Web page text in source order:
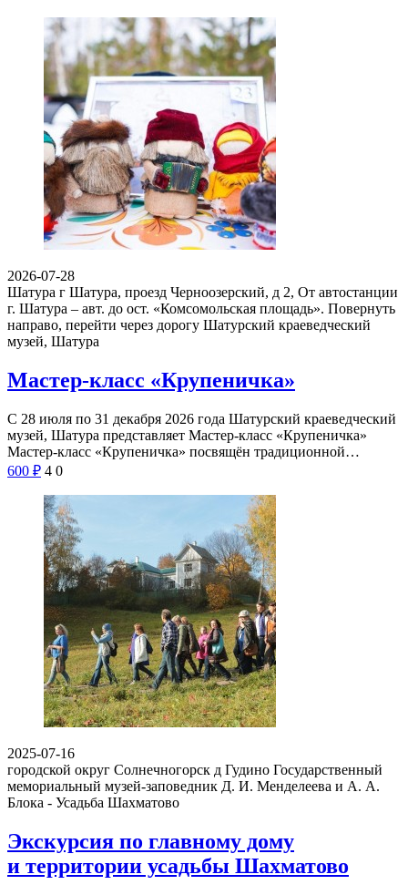
2026-07-28
Шатура г Шатура, проезд Черноозерский, д 2, От автостанции
г. Шатура – авт. до ост. «Комсомольская площадь». Повернуть
направо, перейти через дорогу Шатурский краеведческий
музей, Шатура
Мастер-класс «Крупеничка»
С 28 июля по 31 декабря 2026 года Шатурский краеведческий
музей, Шатура представляет Мастер-класс «Крупеничка»
Мастер-класс «Крупеничка» посвящён традиционной…
600 ₽ 4 0
2025-07-16
городской округ Солнечногорск д Гудино Государственный
мемориальный музей-заповедник Д. И. Менделеева и А. А.
Блока - Усадьба Шахматово
Экскурсия по главному дому
и территории усадьбы Шахматово